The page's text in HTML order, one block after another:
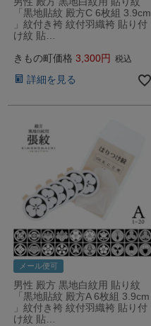
「黒地貼紋 殿方C 6枚組 3.9cm
」紋付き袴 紋付羽織袴 貼り付
け紋 貼…
きもの町価格 3,300 税込
詳細を見る
メール便可
男性 殿方 黒地白紋用 貼り紋
「黒地貼紋 殿方A 6枚組 3.9cm
」紋付き袴 紋付羽織袴 貼り付
け紋 貼…